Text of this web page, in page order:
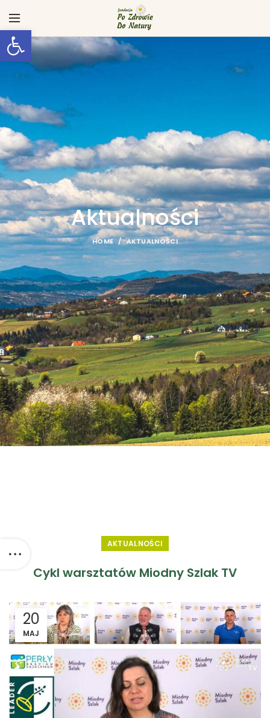
Otwórz pasek narzędzi
Aktualności
HOME AKTUALNOŚCI
AKTUALNOŚCI
Cykl warsztatów Miodny Szlak TV
20
MAJ